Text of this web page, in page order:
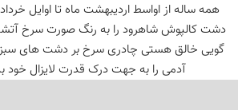
همه ساله از اواسط اردیبهشت ماه تا اوایل
دشت کالپوش شاهرود را به رنگ صورت سرخ
گویی خالق هستی چادری سرخ بر دشت های سبز
آدمی را به جهت درک قدرت لایزال خود